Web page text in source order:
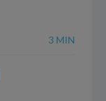
3 MIN